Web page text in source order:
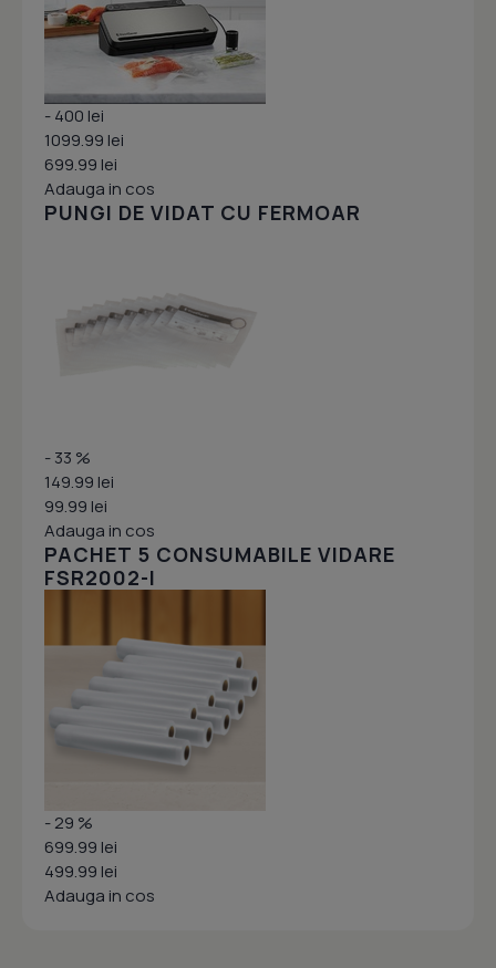
- 400 lei
1099.99 lei
699.99 lei
Adauga in cos
PUNGI DE VIDAT CU FERMOAR
- 33 %
149.99 lei
99.99 lei
Adauga in cos
PACHET 5 CONSUMABILE VIDARE
FSR2002-I
- 29 %
699.99 lei
499.99 lei
Adauga in cos